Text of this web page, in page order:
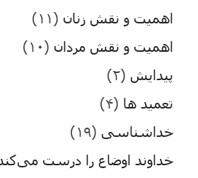
اهمیت و نقش زنان (۱۱)
اهمیت و نقش مردان (۱۰)
پیدایش (۲)
تعمید ها (۴)
خداشناسی (۱۹)
خداوند اوضاع را درست می‌کند